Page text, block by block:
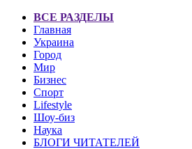
ВСЕ РАЗДЕЛЫ
Главная
Украина
Город
Мир
Бизнес
Спорт
Lifestyle
Шоу-биз
Наука
БЛОГИ ЧИТАТЕЛЕЙ